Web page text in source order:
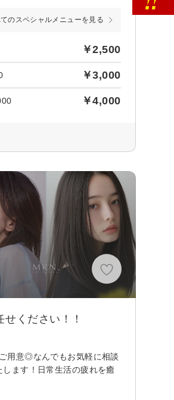
のスペシャルメニューを見る
￥2,500
￥3,000
￥4,000
ください！！
用意◎なんでもお気軽に相談
ます！日常生活の疲れを癒